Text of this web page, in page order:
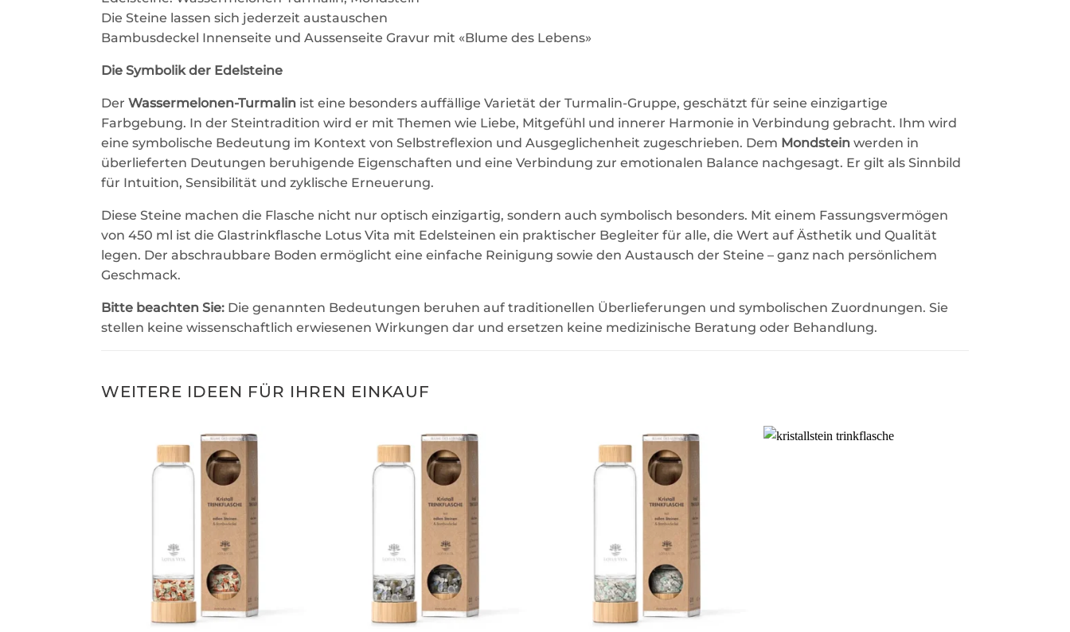
Die Steine lassen sich jederzeit austauschen
Bambusdeckel Innenseite und Aussenseite Gravur mit «Blume des Lebens»
Die Symbolik der Edelsteine
Der Wassermelonen-Turmalin ist eine besonders auffällige Varietät der Turmalin-Gruppe, geschätzt für seine einzigartige
Farbgebung. In der Steintradition wird er mit Themen wie Liebe, Mitgefühl und innerer Harmonie in Verbindung gebracht. Ihm wird
eine symbolische Bedeutung im Kontext von Selbstreflexion und Ausgeglichenheit zugeschrieben. Dem Mondstein werden in
überlieferten Deutungen beruhigende Eigenschaften und eine Verbindung zur emotionalen Balance nachgesagt. Er gilt als Sinnbild
für Intuition, Sensibilität und zyklische Erneuerung.
Diese Steine machen die Flasche nicht nur optisch einzigartig, sondern auch symbolisch besonders. Mit einem Fassungsvermögen
von 450 ml ist die Glastrinkflasche Lotus Vita mit Edelsteinen ein praktischer Begleiter für alle, die Wert auf Ästhetik und Qualität
legen. Der abschraubbare Boden ermöglicht eine einfache Reinigung sowie den Austausch der Steine – ganz nach persönlichem
Geschmack.
Bitte beachten Sie: Die genannten Bedeutungen beruhen auf traditionellen Überlieferungen und symbolischen Zuordnungen. Sie
stellen keine wissenschaftlich erwiesenen Wirkungen dar und ersetzen keine medizinische Beratung oder Behandlung.
WEITERE IDEEN FÜR IHREN EINKAUF